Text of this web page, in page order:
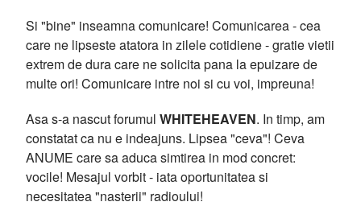
Si "bine" inseamna comunicare! Comunicarea - cea
care ne lipseste atatora in zilele cotidiene - gratie vietii
extrem de dura care ne solicita pana la epuizare de
multe ori! Comunicare intre noi si cu voi, impreuna!
Asa s-a nascut forumul WHITEHEAVEN. In timp, am
constatat ca nu e indeajuns. Lipsea "ceva"! Ceva
ANUME care sa aduca simtirea in mod concret:
vocile! Mesajul vorbit - iata oportunitatea si
necesitatea "nasterii" radioului!